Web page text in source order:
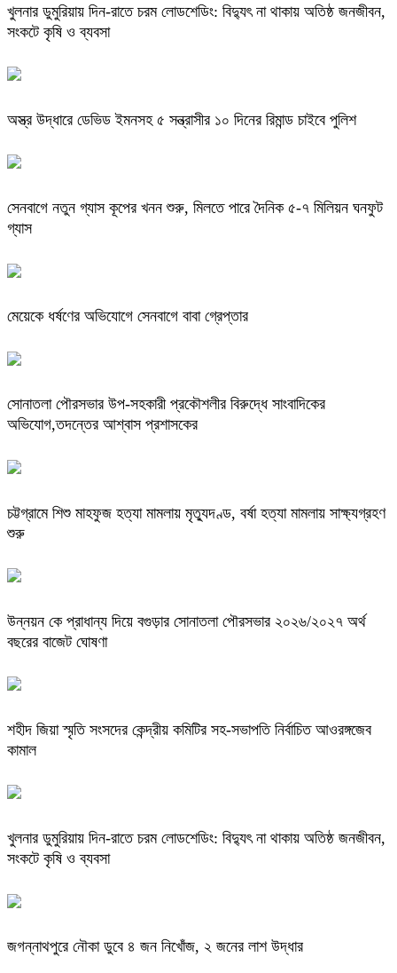
খুলনার ডুমুরিয়ায় দিন-রাতে চরম লোডশেডিং: বিদ্যুৎ না থাকায় অতিষ্ঠ জনজীবন,
সংকটে কৃষি ও ব্যবসা
অস্ত্র উদ্ধারে ডেভিড ইমনসহ ৫ সন্ত্রাসীর ১০ দিনের রিমান্ড চাইবে পুলিশ
সেনবাগে নতুন গ্যাস কূপের খনন শুরু, মিলতে পারে দৈনিক ৫-৭ মিলিয়ন ঘনফুট
গ্যাস
মেয়েকে ধর্ষণের অভিযোগে সেনবাগে বাবা গ্রেপ্তার
সোনাতলা পৌরসভার উপ-সহকারী প্রকৌশলীর বিরুদ্ধে সাংবাদিকের
অভিযোগ,তদন্তের আশ্বাস প্রশাসকের
চট্টগ্রামে শিশু মাহফুজ হত্যা মামলায় মৃত্যুদণ্ড, বর্ষা হত্যা মামলায় সাক্ষ্যগ্রহণ
শুরু
উন্নয়ন কে প্রাধান্য দিয়ে বগুড়ার সোনাতলা পৌরসভার ২০২৬/২০২৭ অর্থ
বছরের বাজেট ঘোষণা
শহীদ জিয়া স্মৃতি সংসদের কেন্দ্রীয় কমিটির সহ-সভাপতি নির্বাচিত আওরঙ্গজেব
কামাল
খুলনার ডুমুরিয়ায় দিন-রাতে চরম লোডশেডিং: বিদ্যুৎ না থাকায় অতিষ্ঠ জনজীবন,
সংকটে কৃষি ও ব্যবসা
জগন্নাথপুরে নৌকা ডুবে ৪ জন নিখোঁজ, ২ জনের লাশ উদ্ধার